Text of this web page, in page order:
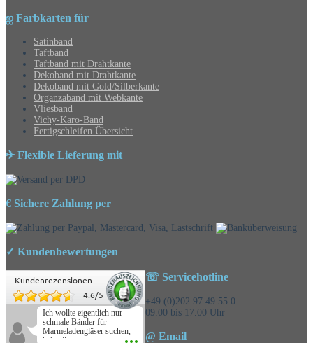
ஐ Farbkarten für
Satinband
Taftband
Taftband mit Drahtkante
Dekoband mit Drahtkante
Dekoband mit Gold/Silberkante
Organzaband mit Webkante
Vliesband
Vichy-Karo-Band
Fertigschleifen Übersicht
✈ Flexible Lieferung mit
€ Sichere Zahlung per
✓ Kundenbewertungen
Kundenrezensionen
4.6/5
Ich wollte eigentlich nur
schmale Bänder für
Marmeladengläser suchen,
habe die
☏ Servicehotline
+49 (0)202 97 49 55 0
09.00 bis 17.00 Uhr
@ Email